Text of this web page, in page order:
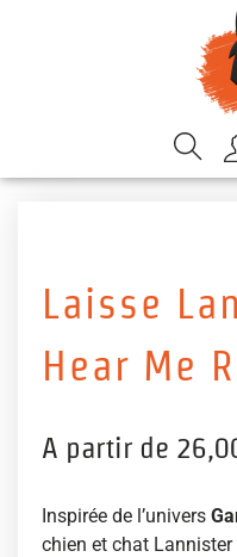
Laisse
Hear Me
A partir de
Inspirée de l’univers
chien et chat